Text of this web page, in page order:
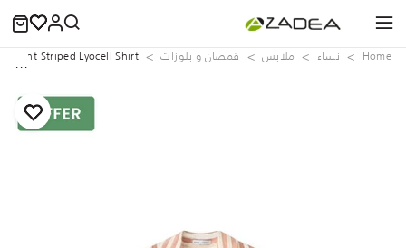
Home نساء ملابس قمصان و بلوزات Striped Lyocell Shirt